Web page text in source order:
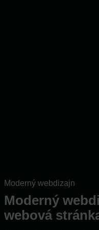
Moderný webdizajn
Moderný
webová